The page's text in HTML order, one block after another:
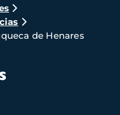
de Henares